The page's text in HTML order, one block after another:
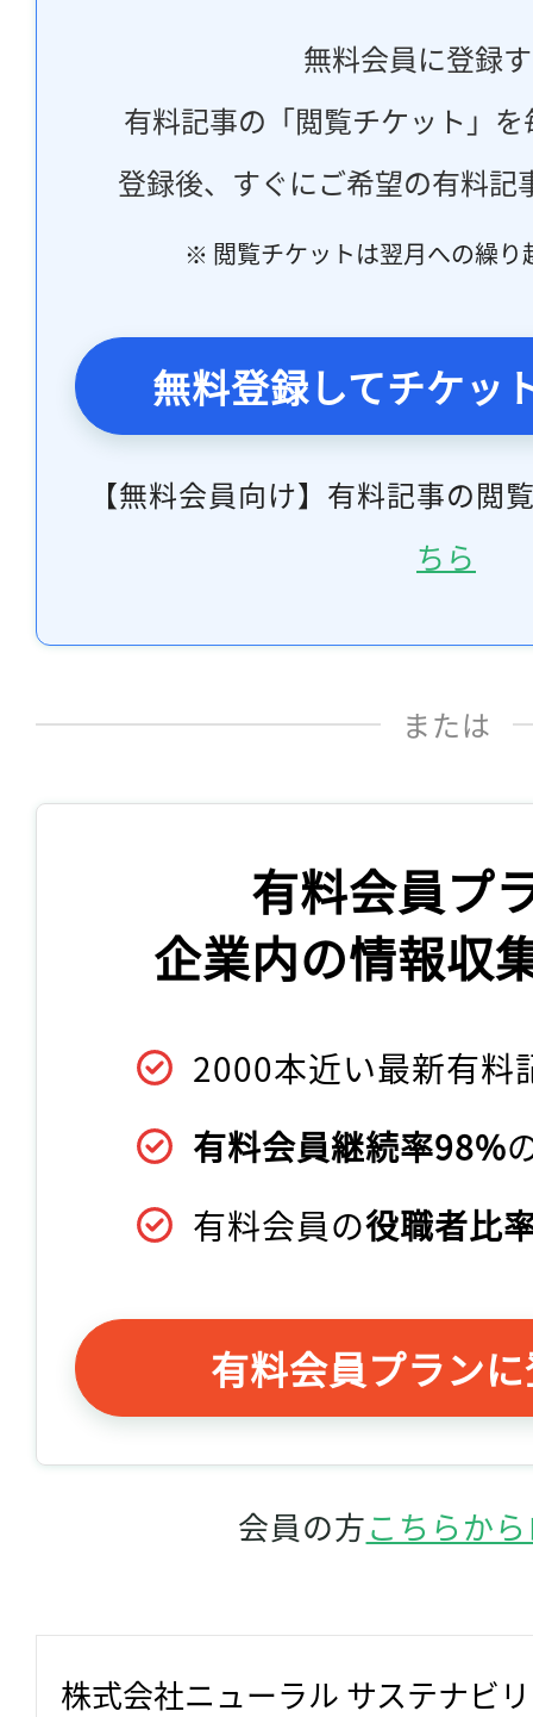
無料会員に登録
有料記事の「閲覧チケット」
登録後、すぐにご希望の有料記
※ 閲覧チケットは翌月への繰り
無料登録してチケッ
【無料会員向け】有料記事の閲
ちら
または
有料会員プ
企業内の情報収
2000本近い最新有料
有料会員継続率98%
有料会員の役職者比
有料会員プラン
会員の方こちらか
株式会社ニューラル サステナビ